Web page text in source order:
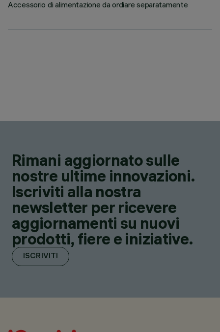
Accessorio di alimentazione da ordiare separatamente
Rimani aggiornato sulle
nostre ultime innovazioni.
Iscriviti alla nostra
newsletter per ricevere
aggiornamenti su nuovi
prodotti, fiere e iniziative.
ISCRIVITI